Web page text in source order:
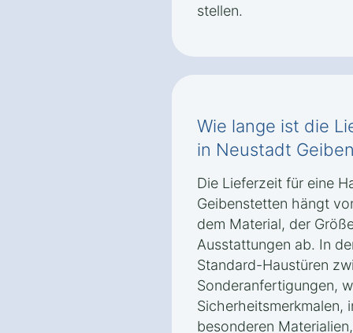
stellen.
Wie lange ist die
in Neustadt
Die Lieferzeit für eine
Geibenstetten hängt
dem Material, der
Ausstattungen ab. In
Standard-Haustüren
Sonderanfertigungen,
Sicherheitsmerkmalen,
besonderen